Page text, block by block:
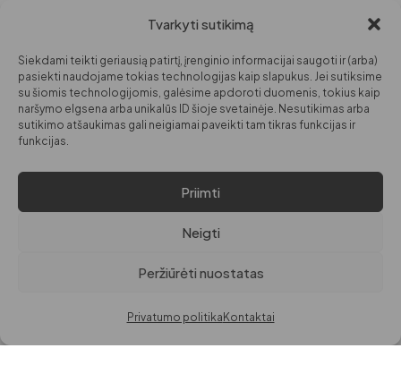
Tvarkyti sutikimą
Siekdami teikti geriausią patirtį, įrenginio informacijai saugoti ir (arba)
pasiekti naudojame tokias technologijas kaip slapukus. Jei sutiksime
su šiomis technologijomis, galėsime apdoroti duomenis, tokius kaip
naršymo elgsena arba unikalūs ID šioje svetainėje. Nesutikimas arba
sutikimo atšaukimas gali neigiamai paveikti tam tikras funkcijas ir
funkcijas.
Priimti
Neigti
Peržiūrėti nuostatas
Privatumo politika Kontaktai
VYRAMS
VAIKAMS
GROŽIUI
INFORMACIJA
KONTAKTAI
VI: 10:00 – 14:00
PRIVATUMO POLITIKA
EL. PARDUOTUVĖS TAISYKLĖS
DigitalGrow | Svetainių kūrimas